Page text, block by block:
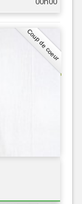
Coup de coeur